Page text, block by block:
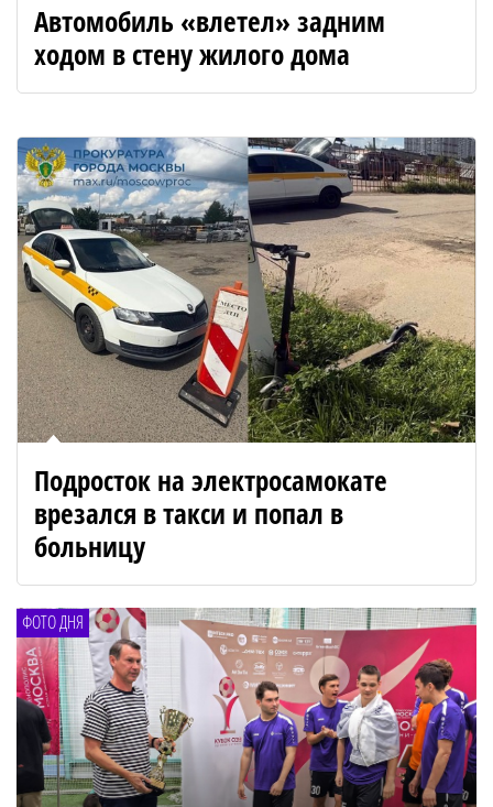
Автомобиль «влетел» задним
ходом в стену жилого дома
Подросток на электросамокате
врезался в такси и попал в
больницу
ФОТО ДНЯ